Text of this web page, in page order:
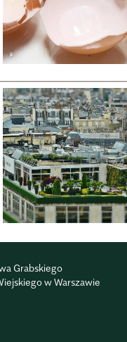
Grabskiego
w Warszawie